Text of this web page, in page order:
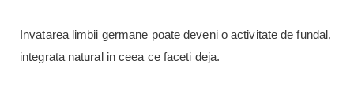
Invatarea limbii germane poate deveni o activitate de fundal,
integrata natural in ceea ce faceti deja.